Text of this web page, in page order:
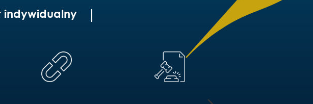
indywidualny